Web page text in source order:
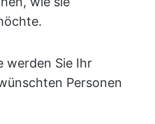
werden Sie Ihr
Personen